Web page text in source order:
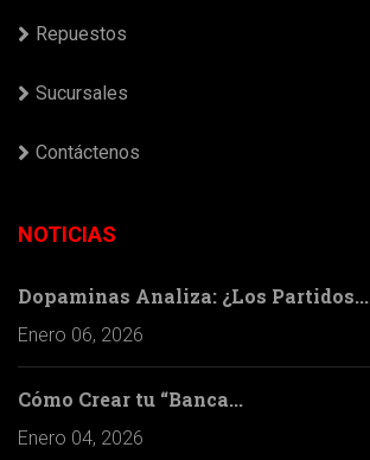
Repuestos
Sucursales
Contáctenos
NOTICIAS
Dopaminas Analiza: ¿Los Partidos...
Enero 06, 2026
Cómo Crear tu “Banca...
Enero 04, 2026